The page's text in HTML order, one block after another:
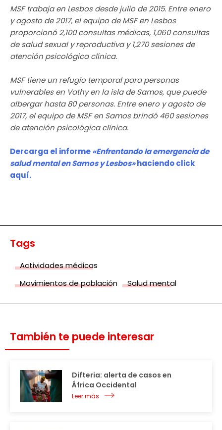
MSF trabaja en Lesbos desde julio de 2015. Entre enero
y agosto de 2017, el equipo de MSF en Lesbos
proporcionó 2,100 consultas médicas, 1,060 consultas
de salud sexual y reproductiva y 1,270 sesiones de
atención psicológica clínica.
MSF tiene un refugio temporal para personas
vulnerables en Vathy en la isla de Samos, que puede
albergar hasta 80 personas. Entre enero y agosto de
2017, el equipo de MSF en Samos brindó 460 sesiones
de atención psicológica clínica.
Dercarga el informe «Enfrentando la emergencia de
salud mental en Samos y Lesbos»haciendo click
aquí.
Tags
Actividades médicas
Movimientos de población
Salud mental
También te puede interesar
Difteria: alerta de casos en
África Occidental
Leer más